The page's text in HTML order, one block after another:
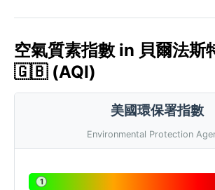
空氣質素指數 in 貝爾法斯
🇬🇧 (AQI)
美國環保署指數
Environmental Protection
1